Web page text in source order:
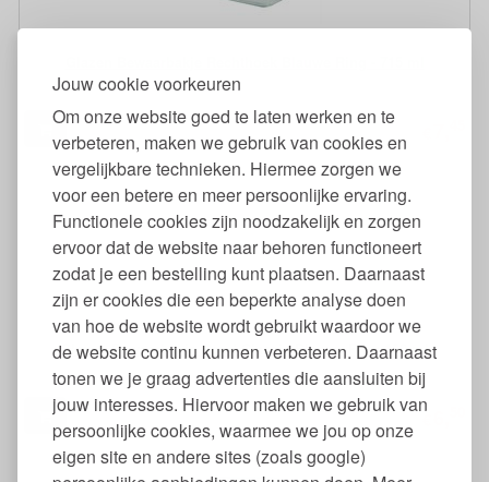
Jouw cookie voorkeuren
Om onze website goed te laten werken en te
verbeteren, maken we gebruik van cookies en
vergelijkbare technieken. Hiermee zorgen we
voor een betere en meer persoonlijke ervaring.
Functionele cookies zijn noodzakelijk en zorgen
ervoor dat de website naar behoren functioneert
zodat je een bestelling kunt plaatsen. Daarnaast
zijn er cookies die een beperkte analyse doen
van hoe de website wordt gebruikt waardoor we
de website continu kunnen verbeteren. Daarnaast
tonen we je graag advertenties die aansluiten bij
jouw interesses. Hiervoor maken we gebruik van
persoonlijke cookies, waarmee we jou op onze
eigen site en andere sites (zoals google)
Glazen Bewaarbakje Rond Classic Blauwe Ring 160 ml